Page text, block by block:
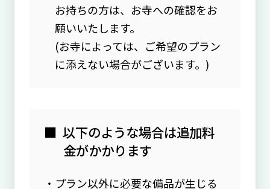
お持ちの方は、お寺への確認をお
願いいたします。
(お寺によっては、ご希望のプラン
に添えない場合がございます。)
以下のような場合は追加料
金がかかります
プラン以外に必要な備品が生じる